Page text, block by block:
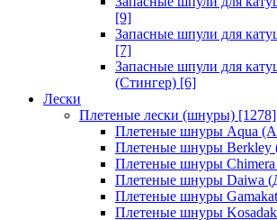
[9]
Запасные шпули для
[7]
Запасные шпули для
(Стингер) [6]
Лески
Плетеные лески (шнуры) [1278]
Плетеные шнуры Aqua
Плетеные шнуры Berkley
Плетеные шнуры
Плетеные шнуры Daiwa
Плетеные шнуры
Плетеные шнуры